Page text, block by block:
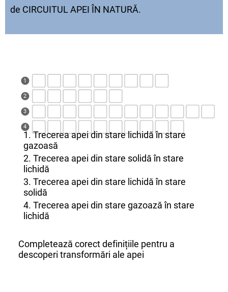
de CIRCUITUL APEI ÎN NATURĂ.
1
2
3
4
1. Trecerea apei din stare lichidă în stare
gazoasă
2. Trecerea apei din stare solidă în stare
lichidă
3. Trecerea apei din stare lichidă în stare
solidă
4. Trecerea apei din stare gazoază în stare
lichidă
Completează corect definițiile pentru a
descoperi transformări ale apei